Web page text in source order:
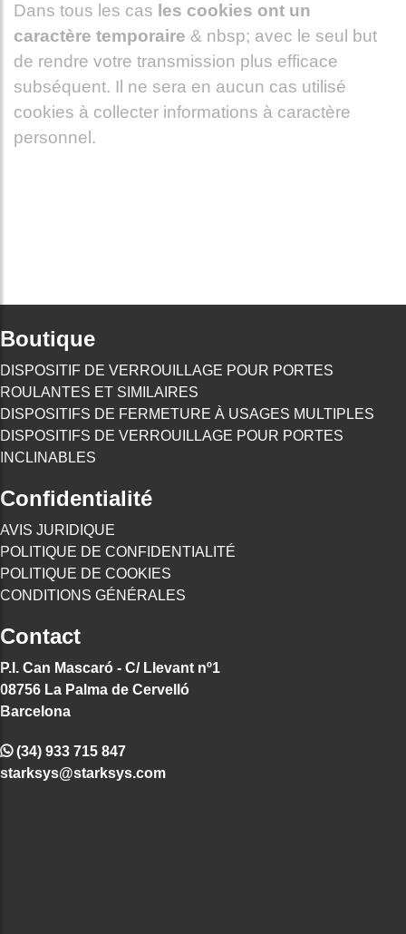
Dans tous les cas les cookies ont un
caractère temporaire & nbsp; avec le seul but
de rendre votre transmission plus efficace
subséquent. Il ne sera en aucun cas utilisé
cookies à collecter informations à caractère
personnel.
Boutique
DISPOSITIF DE VERROUILLAGE POUR PORTES
ROULANTES ET SIMILAIRES
DISPOSITIFS DE FERMETURE À USAGES MULTIPLES
DISPOSITIFS DE VERROUILLAGE POUR PORTES
INCLINABLES
Confidentialité
AVIS JURIDIQUE
POLITIQUE DE CONFIDENTIALITÉ
POLITIQUE DE COOKIES
CONDITIONS GÉNÉRALES
Contact
P.I. Can Mascaró - C/ Llevant nº1
08756 La Palma de Cervelló
Barcelona
(34) 933 715 847
starksys@starksys.com